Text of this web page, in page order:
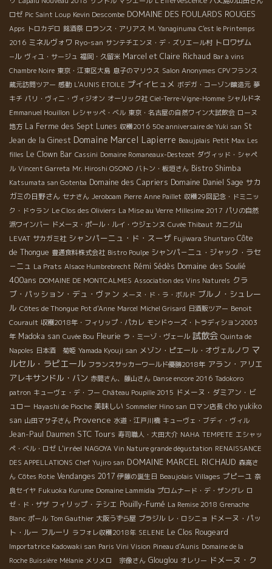
ロゼ Pic Saint Loup Kevin Descombe DOMAINE DES FOULARDS ROUGES
Apps トロカデロ 銘酒祭 ロランス・アリアス M. Yanaginuma C'est le Printemps
2016 ミネルヴォワ Ryo-san サンテチエンヌ・デ・ズリエール村 トロワザム
−ル ヴィユ・サージュ 福岡・久留米 Marcel et Claire Richaud Bar à vins
Chambre Noire 東京・江東区大島 息子のマリウス Salon Anonymes CPVフランス
蔵元訪問ツアー 感動 L'AUNIS ETOILE プイイヒュメ ボデガ・コーゾン醸造元 夢
キチ パリ・ヴィニ・ヴィジオン オーリック社 Ciel-Terre-Vigne-Homme シャルドネ
Emmanuel Houillon レシャッペ・ベル 東京・名古屋の自然ワイン大試飲会 ローヌ
地方 La Ferme des Sept Lunes 収穫2016 50e anniversaire de Yuki san St
Jean de la Ginest Domaine Marcel Lapierre Beaujplais Petit Max Les
filles Le Clown Bar Cassini Domaine Romaneaux-Destezet ダヴィッド・シャペ
ル Vincent Garreta Mr. Hiroshi OSONO バトン・板垣さん Bistro Shimba
Katsumata san Gotenba Domaine des Capriers Domaine Daniel Sage サカ
ガミの日野さん セナさん Jeroboam Pierre Anne Paillet 収穫29回記念・ドミニッ
ク・ドゥラン Le Clos des Oliviers La Mise au Verre Millesime 2017 パリの自然
派ワインバー ドメーヌ・ポール・ルイ・ウジェンヌ Cuvée Thibaut カニグ山
LEVAT サカガミ社 シャンパーニュ・ド・スーザ Fujiwara Shuntaro Côte
de Thongue 豊通食料株式会社 Bistro Poulpe シャンパ－ニュ・ジャック・ラセ
－ニュ La Prats Alsace Humbrebrecht Rémi Sédès Domaine des Soulié
400ans DOMAINE DE MONTCALMES Association des Vins Naturels クラ
ブ・パッション・デュ・ヴァン メーヌ・ド・ラ・ボルド ブルノ・シュレー
ル Côtes de Thongue Pot d'Anne Marcel Michel Grisard 日酒販ツアー Benoit
Courault 収穫2018年・フィリップ・パカレ モンドゥーズ・トラディション2003
年 Madoka san Cuvée Bou Fleurie ラ・ミーゾ・ヴェール 試飲会 Quinta de
Napoles 日本酒 菊姫 Yamada Kyouji san メゾン・ピエール・オヴェルノワ マ
ルセル・ラピエール フランスサッカーワールド優勝2018年 アラン・アリエ
アレキサンドル・バン 赤間さん、藤山さん Danse encore 2016 Tadokoro
patron キューヴェ・デ・フー Château Poupille 2015 ドメーヌ・ダミアン・ビ
ュロー Hayashi de Pioche 美味しい Sommelier Hino san ロマン店長 cho yukiko
san 山田マサ子さん Provence 水道・江戸川橋 キューヴェ・ブディ・ヴィル
Jean-Paul Daumen STC Tours 寿司職人・大田大介 NAHA TEMPETE エシャッ
ペ・ベル・ロゼ L'irréel NAGOYA Vin Nature grande dégustation RENAISSANCE
DES APPELLATIONS Chef Yujiro san DOMAINE MARCEL RICHAUD 森高さ
ん Côtes Rotie Vendanges 2017 伊藤の誕生日 Beaujolais Villages プピーユ 奈
良セイヤ Fukuoka Kurume Domaine Lammidia プロムナード・デ・ザングレ ロ
ゼ・ド・ザザ フィリップ・テシエ Pouilly-Fumé La Remise 2018 Grenache
Blanc ポール Tom Gauthier 大阪うずら屋 ブラジル レ・ロシニョ ドメーヌ・パッ
ト・ルー フルーリ ラフォレ収穫2018年 SELENE Le Clos Rougeard
Importatrice Kadowaki san Paris Vini Vision Pineau d'Aunis Domaine de la
Roche Buissière Mélanie メリメロ 宗像さん Glouglou オレリー ドメーヌ・ク